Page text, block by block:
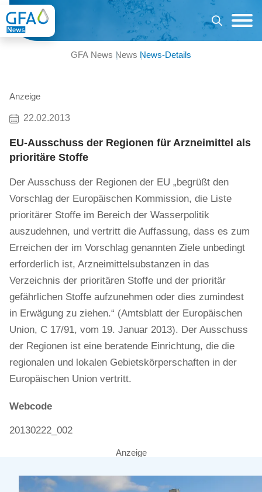
GFA News News News-Details
Anzeige
22.02.2013
EU-Ausschuss der Regionen für Arzneimittel als
prioritäre Stoffe
Der Ausschuss der Regionen der EU „begrüßt den
Vorschlag der Europäischen Kommission, die Liste
prioritärer Stoffe im Bereich der Wasserpolitik
auszudehnen, und vertritt die Auffassung, dass es zum
Erreichen der im Vorschlag genannten Ziele unbedingt
erforderlich ist, Arzneimittelsubstanzen in das
Verzeichnis der prioritären Stoffe und der prioritär
gefährlichen Stoffe aufzunehmen oder dies zumindest
in Erwägung zu ziehen.“ (Amtsblatt der Europäischen
Union, C 17/91, vom 19. Januar 2013). Der Ausschuss
der Regionen ist eine beratende Einrichtung, die die
regionalen und lokalen Gebietskörperschaften in der
Europäischen Union vertritt.
Webcode
20130222_002
Anzeige